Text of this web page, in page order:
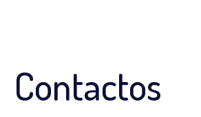
Contactos